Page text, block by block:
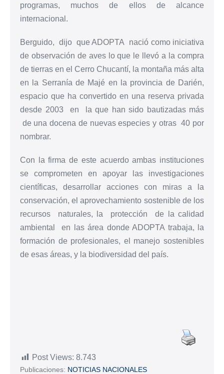
programas, muchos de ellos de alcance
internacional.
Berguido, dijo que ADOPTA nació como iniciativa
de observación de aves lo que le llevó a la compra
de tierras en el Cerro Chucantí, la montaña más alta
en la Serranía de Majé en la provincia de Darién,
espacio que ha convertido en una reserva privada
desde 2003 en la que han sido bautizadas más
de una docena de nuevas especies y otras 40 por
nombrar.
Con la firma de este acuerdo ambas instituciones
se comprometen en apoyar las investigaciones
científicas, desarrollar acciones con miras a la
conservación, el aprovechamiento sostenible de los
recursos naturales, la protección de la calidad
ambiental en las área donde ADOPTA trabaja, la
formación de profesionales, el manejo sostenibles
de esas áreas, y la biodiversidad del país.
Post Views: 8.743
Publicaciones: NOTICIAS NACIONALES